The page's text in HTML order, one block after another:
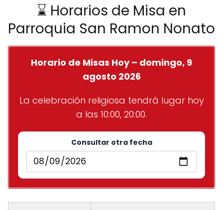
⌛ Horarios de Misa en
Parroquia San Ramon Nonato
Horario de Misas Hoy – domingo, 9
agosto 2026
La celebración religiosa tendrá lugar hoy
a las 10:00, 20:00.
Consultar otra fecha